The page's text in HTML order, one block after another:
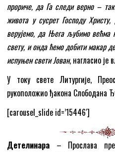
прориче, да Га следи верно –
живота у сусрет Господу
верујемо, да Њега љубимо већма
свету, и онда ћемо добити макар
испуњен свети Јован, нагласио је
У току свете Литургије,
рукоположио ђакона Слободана
[carousel_slide id=’15446′]
Детелинара – Прослава